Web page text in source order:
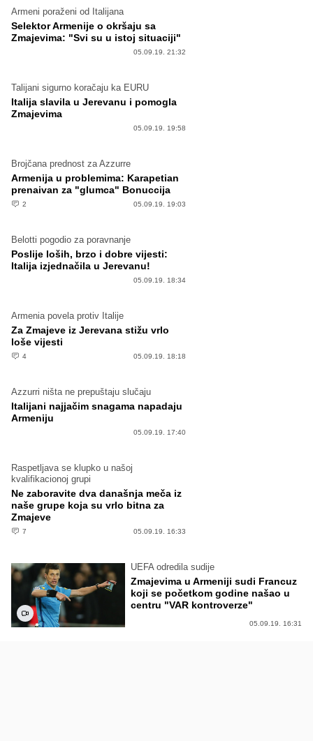
Armeni poraženi od Italijana
Selektor Armenije o okršaju sa
Zmajevima: "Svi su u istoj situaciji"
05.09.19. 21:32
Talijani sigurno koračaju ka EURU
Italija slavila u Jerevanu i pomogla
Zmajevima
05.09.19. 19:58
Brojčana prednost za Azzurre
Armenija u problemima: Karapetian
prenaivan za "glumca" Bonuccija
2 05.09.19. 19:03
Belotti pogodio za poravnanje
Poslije loših, brzo i dobre vijesti:
Italija izjednačila u Jerevanu!
05.09.19. 18:34
Armenia povela protiv Italije
Za Zmajeve iz Jerevana stižu vrlo
loše vijesti
4 05.09.19. 18:18
Azzurri ništa ne prepuštaju slučaju
Italijani najjačim snagama napadaju
Armeniju
05.09.19. 17:40
Raspetljava se klupko u našoj
kvalifikacionoj grupi
Ne zaboravite dva današnja meča iz
naše grupe koja su vrlo bitna za
Zmajeve
7 05.09.19. 16:33
UEFA odredila sudije
Zmajevima u Armeniji sudi Francuz
koji se početkom godine našao u
centru "VAR kontroverze"
05.09.19. 16:31